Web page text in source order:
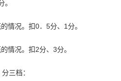
。
情况。扣0．5分、1分。
情况。扣2分、3分。
三档：